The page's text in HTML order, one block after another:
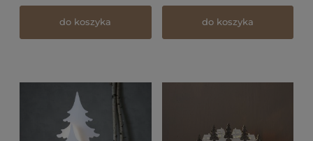
do koszyka do koszyka